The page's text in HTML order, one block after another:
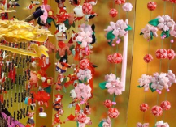
のみ）